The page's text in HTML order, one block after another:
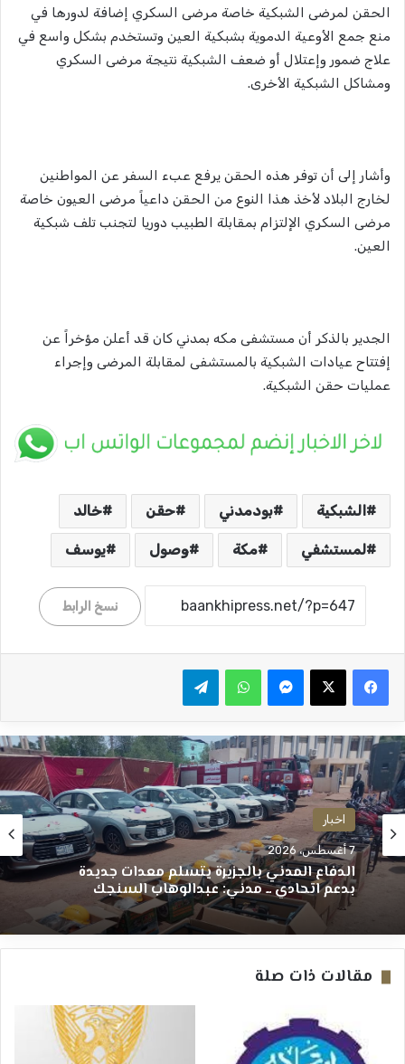
الحقن لمرضى الشبكية خاصة مرضى السكري إضافة لدورها في
منع جمع الأوعية الدموية بشبكية العين وتستخدم بشكل واسع في
علاج ضمور وإعتلال أو ضعف الشبكية نتيجة مرضى السكري
ومشاكل الشبكية الأخرى.
وأشار إلى أن توفر هذه الحقن يرفع عبء السفر عن المواطنين
لخارج البلاد لأخذ هذا النوع من الحقن داعياً مرضى العيون خاصة
مرضى السكري الإلتزام بمقابلة الطبيب دوريا لتجنب تلف شبكية
العين.
الجدير بالذكر أن مستشفى مكه بمدني كان قد أعلن مؤخراً عن
إفتتاح عيادات الشبكية بالمستشفى لمقابلة المرضى وإجراء
عمليات حقن الشبكية.
الشبكية بودمدني حقن خالد
لمستشفي مكة وصول يوسف
نسخ الرابط
واتساب
اخبار
7 أغسطس، 2026
الدفاع المدني بالجزيرة يتسلم معدات جديدة
بدعم اتحادي ــ مدني: عبدالوهاب السنجك
مقالات ذات صلة